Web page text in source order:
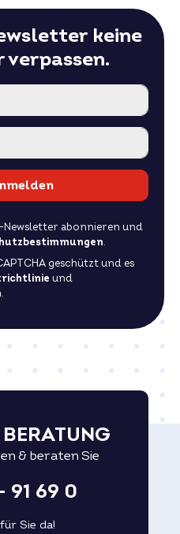
keine
verpassen.
Newsletter abonnieren und
.
geschützt und es
und
.
& beraten Sie
91 69 0
Sie da!